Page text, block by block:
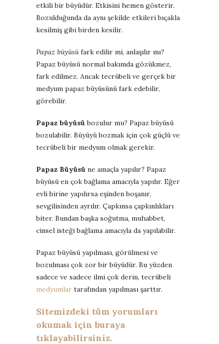
etkili bir büyüdür. Etkisini hemen gösterir.
Bozulduğunda da aynı şekilde etkileri bıçakla
kesilmiş gibi birden kesilir.
Papaz büyüsü fark edilir mi, anlaşılır mı?
Papaz büyüsü normal bakımda gözükmez,
fark edilmez. Ancak tecrübeli ve gerçek bir
medyum papaz büyüsünü fark edebilir,
görebilir.
Papaz büyüsü bozulur mu? Papaz büyüsü
bozulabilir. Büyüyü bozmak için çok güçlü ve
tecrübeli bir medyum olmak gerekir.
Papaz Büyüsü ne amaçla yapılır? Papaz
büyüsü en çok bağlama amacıyla yapılır. Eğer
evli birine yapılırsa eşinden boşanır,
sevgilisinden ayrılır. Çapkınsa çapkınlıkları
biter. Bundan başka soğutma, muhabbet,
cinsel isteği bağlama amacıyla da yapılabilir.
Papaz büyüsü yapılması, görülmesi ve
bozulması çok zor bir büyüdür. Bu yüzden
sadece ve sadece ilmi çok derin, tecrübeli
medyumlar tarafından yapılması şarttır.
Sitemizdeki tüm yorumları
okumak için buraya
tıklayabilirsiniz.